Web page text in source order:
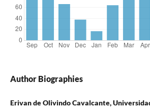
Author Biographies
Erivan de Olivindo Cavalcante,